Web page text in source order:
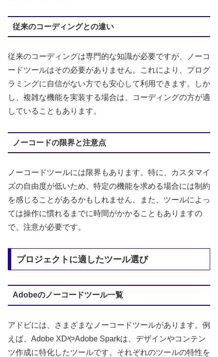
従来のコーディングとの違い
従来のコーディングは専門的な知識が必要ですが、ノーコ
ードツールはその必要がありません。これにより、プログ
ラミングに自信がない方でも安心して利用できます。しか
し、複雑な機能を実装する場合は、コーディングの方が適
していることもあります。
ノーコードの限界と注意点
ノーコードツールには限界もあります。特に、カスタマイ
ズの自由度が低いため、特定の機能を求める場合には制約
を感じることがあるかもしれません。また、ツールによっ
ては操作に慣れるまでに時間がかかることもありますの
で、注意が必要です。
プロジェクトに適したツール選び
Adobeのノーコードツール一覧
アドビには、さまざまなノーコードツールがあります。例
えば、Adobe XDやAdobe Sparkは、デザインやコンテン
ツ作成に特化したツールです。それぞれのツールの特性を